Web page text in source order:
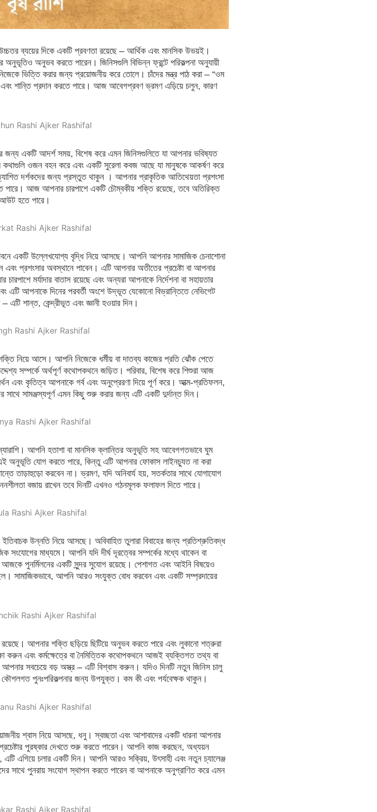
ব্যয়ের দিকে একটি প্রবণতা রয়েছে – আর্থিক এবং মানসিক উভয়ই।
অনুভূতিও অনুভব করতে পারেন। জিনিসগুলি বিভিন্ন ফ্রন্টে পরিকল্পনা অনুযায়ী
ভিত্তি করার জন্য প্রয়োজনীয় করে তোলে। চাঁদের মন্ত্র পাঠ করা – “ওম
এবং শান্তি প্রদান করতে পারে। আজ আবেগপ্রবণ ভ্রমণ এড়িয়ে চলুন, কারণ
জন্য একটি আদর্শ সময়, বিশেষ করে এমন জিনিসগুলিতে যা আপনার ভবিষ্যত
কথাগুলি ওজন বহন করে এবং একটি সুরেলা কবজ আছে যা মানুষকে আকর্ষণ করে
দর্শকদের জন্য প্রস্তুত থাকুন । আপনার প্রাকৃতিক আতিথেয়তা প্রশংসা
পারে। আজ আপনার চারপাশে একটি চৌম্বকীয় শক্তি রয়েছে, তবে অতিরিক্ত
হতে পারে।
একটি উল্লেখযোগ্য বৃদ্ধি নিয়ে আসছে। আপনি আপনার সামাজিক চেনাশোনা
প্রশংসার অবস্থানে পাবেন। এটি আপনার অতীতের প্রচেষ্টা বা আপনার
মর্যাদার বাতাস রয়েছে এবং অন্যরা আপনাকে নির্দেশনা বা সহায়তার
এটি আপনাকে দিনের পরবর্তী অংশে উদ্ভূত যেকোনো বিভ্রান্তিতে নেভিগেট
শান্ত, কেন্দ্রীভূত এবং জ্ঞানী হওয়ার দিন।
নিয়ে আসে। আপনি নিজেকে ধর্মীয় বা দাতব্য কাজের প্রতি ঝোঁক পেতে
সম্পর্কে অর্থপূর্ণ কথোপকথনে জড়িত। পরিবার, বিশেষ করে শিশুরা আজ
এবং কৃতিত্ব আপনাকে গর্ব এবং অনুপ্রেরণা দিয়ে পূর্ণ করে। আত্ম-প্রতিফলন,
সামঞ্জস্যপূর্ণ এমন কিছু শুরু করার জন্য এটি একটি দুর্দান্ত দিন।
আপনি হতাশা বা মানসিক ক্লান্তির অনুভূতি সহ আবেগগতভাবে ঘুম
অনুভূতি যোগ করতে পারে, কিন্তু এটি আপনার ফোকাস লাইনচ্যুত না করা
তাড়াহুড়ো করবেন না। ভ্রমণ, যদি অনিবার্য হয়, সতর্কতার সাথে যোগাযোগ
বজায় রাখেন তবে দিনটি এখনও গঠনমূলক ফলাফল দিতে পারে।
উন্নতি নিয়ে আসছে। অবিবাহিত তুলারা বিবাহের জন্য প্রতিশ্রুতিবদ্ধ
সংযোগের মাধ্যমে। আপনি যদি দীর্ঘ দূরত্বের সম্পর্কের মধ্যে থাকেন বা
আজকে পুনর্মিলনের একটি সুন্দর সুযোগ রয়েছে। পেশাগত এবং আইনি বিষয়েও
সামাজিকভাবে, আপনি আরও সংযুক্ত বোধ করবেন এবং একটি সম্প্রদায়ের
আপনার শক্তি ছড়িয়ে ছিটিয়ে অনুভব করতে পারে এবং লুকানো শত্রুরা
করুন এবং কর্মক্ষেত্রে বা নৈমিত্তিক কথোপকথনে আজই ব্যক্তিগত তথ্য বা
সবচেয়ে বড় অস্ত্র – এটি বিশ্বাস করুন। যদিও দিনটি নতুন জিনিস চালু
পুনঃপরিকল্পনার জন্য উপযুক্ত। কম কী এবং পর্যবেক্ষক থাকুন।
শ্বাস নিয়ে আসছে, ধনু। স্বচ্ছতা এবং আশাবাদের একটি ধারনা আপনার
পুরষ্কার দেখতে শুরু করতে পারেন। আপনি কাজ করছেন, অধ্যয়ন
এগিয়ে চলার একটি দিন। আপনি আরও সক্রিয়, উৎসাহী এবং নতুন চ্যালেঞ্জ
সাথে পুনরায় সংযোগ স্থাপন করতে পারেন বা আপনাকে অনুপ্রাণিত করে এমন